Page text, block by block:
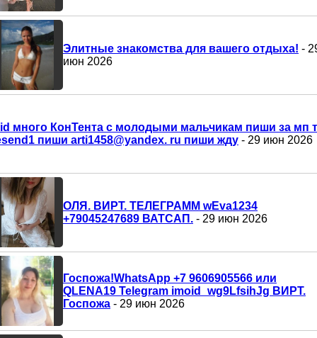
Элитные знакомства для вашего отдыха! -
июн 2026
много КонТента с молодыми мальчикам пиши за мп
пиши arti1458@yandex. ru пиши жду - 29 июн 2026
ОЛЯ. ВИРТ. ТЕЛЕГРАММ wEva1234
+79045247689 ВАТСАП. - 29 июн 2026
Госпожа!WhatsApp +7 9606905566 или
QLENA19 Telegram imoid_wg9LfsihJg ВИРТ.
Госпожа - 29 июн 2026